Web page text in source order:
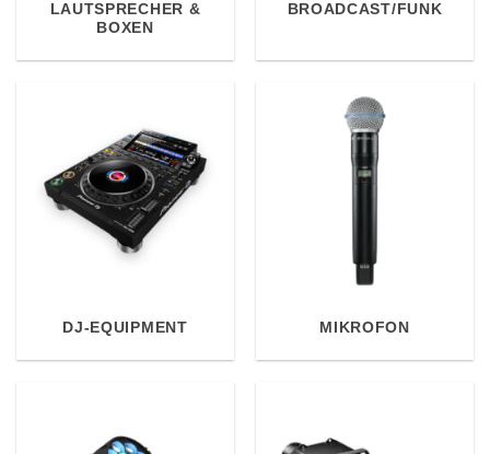
LAUTSPRECHER &
BOXEN
BROADCAST/FUNK
DJ-EQUIPMENT MIKROFON